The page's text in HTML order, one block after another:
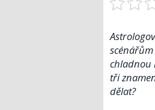
chladnou
tři
dělat?